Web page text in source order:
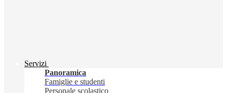
Servizi
Panoramica
Famiglie e studenti
Personale scolastico